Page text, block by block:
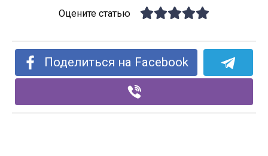
Оцените статью
Поделиться на Facebook